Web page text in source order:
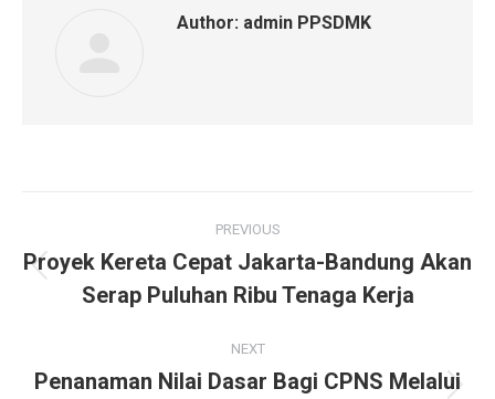
Author: admin PPSDMK
navigation
PREVIOUS
post:
Proyek Kereta Cepat Jakarta-Bandung Akan
Serap Puluhan Ribu Tenaga Kerja
NEXT
Penanaman Nilai Dasar Bagi CPNS Melalui